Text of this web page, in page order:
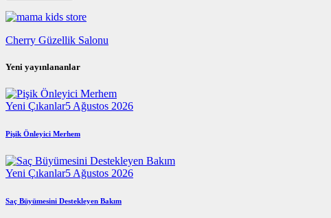
Cherry Güzellik Salonu
Yeni yayınlananlar
Yeni Çıkanlar5 Ağustos 2026
Pişik Önleyici Merhem
Yeni Çıkanlar5 Ağustos 2026
Saç Büyümesini Destekleyen Bakım